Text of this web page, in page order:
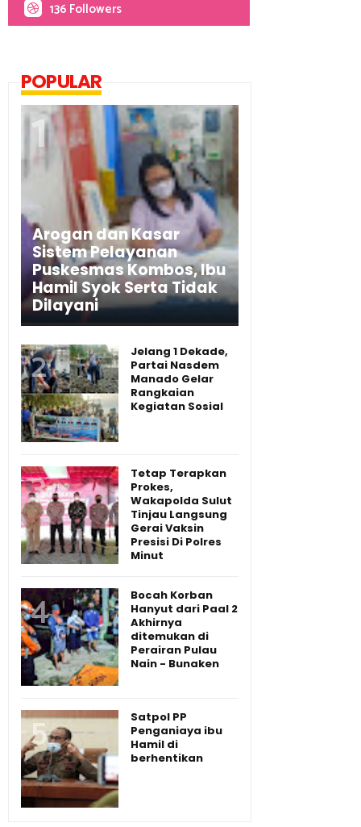
136 Followers
POPULAR
Arogan dan Kasar
Sistem Pelayanan
Puskesmas Kombos, Ibu
Hamil Syok Serta Tidak
Dilayani
Jelang 1 Dekade,
Partai Nasdem
Manado Gelar
Rangkaian
Kegiatan Sosial
Tetap Terapkan
Prokes,
Wakapolda Sulut
Tinjau Langsung
Gerai Vaksin
Presisi Di Polres
Minut
Bocah Korban
Hanyut dari Paal 2
Akhirnya
ditemukan di
Perairan Pulau
Nain - Bunaken
Satpol PP
Penganiaya ibu
Hamil di
berhentikan